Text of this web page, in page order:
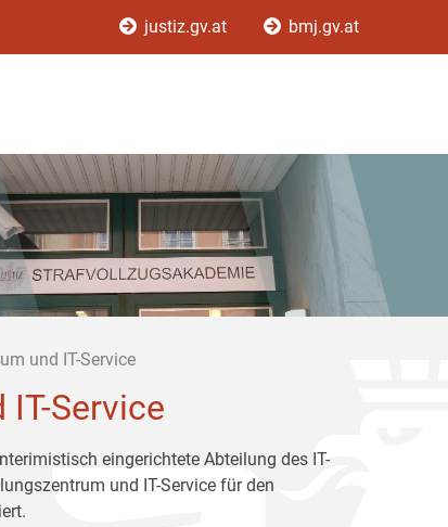
justiz.gv.at bmj.gv.at
und IT-Service
Service
eingerichtete Abteilung des IT-
und IT-Service für den